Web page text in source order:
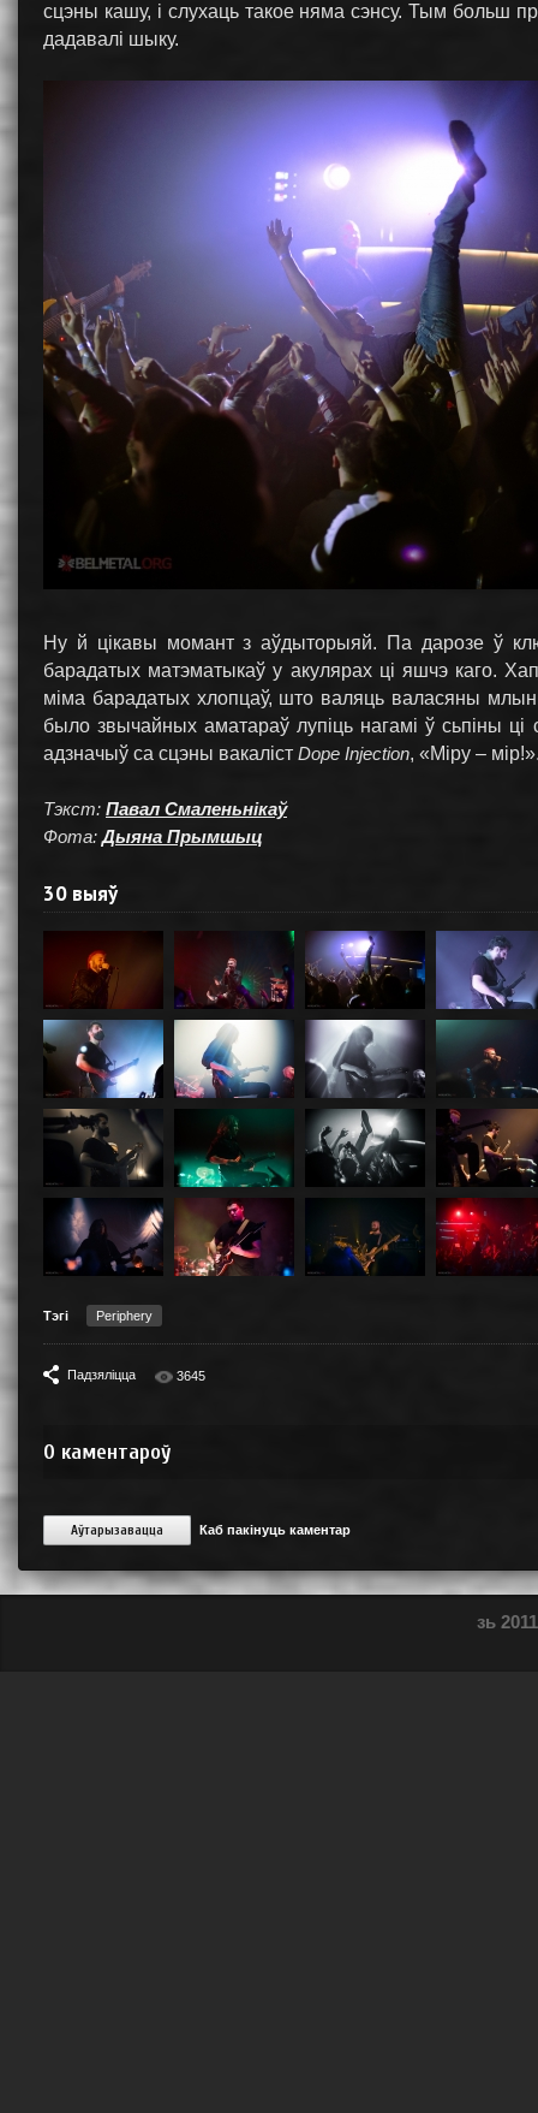
сцэны кашу, і слухаць такое няма сэнсу. Тым больш
дадавалі шыку.
Ну й цікавы момант з аўдыторыяй. Па дарозе ў
барадатых матэматыкаў у акулярах ці яшчэ каго.
міма барадатых хлопцаў, што валяць валасяны
было звычайных аматараў лупіць нагамі ў сьпіны
адзначыў са сцэны вакаліст Dope Injection, «Міру –
Тэкст: Павал Смаленьнікаў
Фота:Дыяна Прымшыц
30 выяў
Тэгі Periphery
Падзяліцца 3645
0 каментароў
Аўтарызавацца Каб пакінуць каментар
зь 2011